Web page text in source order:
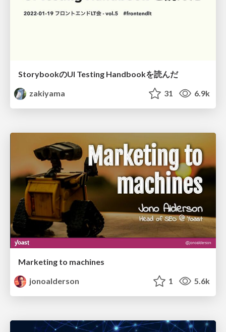
StorybookのUI Testing Handbookを読んだ
zakiyama
31 6.9k
Marketing to machines
jonoalderson
1 5.6k